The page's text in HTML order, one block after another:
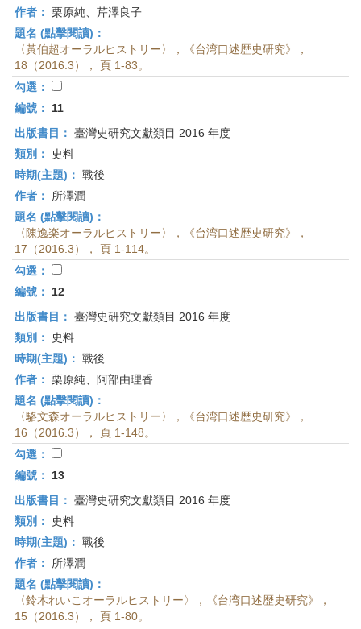
作者： 栗原純、芹澤良子
題名 (點擊閱讀)：
〈黃伯超オーラルヒストリー〉，《台湾口述歴史研究》，
18（2016.3）， 頁 1-83。
勾選：
編號：
11
出版書目： 臺灣史研究文獻類目 2016 年度
類別：
史料
時期(主題)： 戰後
作者：
所澤潤
題名 (點擊閱讀)：
〈陳逸楽オーラルヒストリー〉，《台湾口述歴史研究》，
17（2016.3）， 頁 1-114。
勾選：
編號：
12
出版書目： 臺灣史研究文獻類目 2016 年度
類別：
史料
時期(主題)： 戰後
作者： 栗原純、阿部由理香
題名 (點擊閱讀)：
〈駱文森オーラルヒストリー〉，《台湾口述歴史研究》，
16（2016.3）， 頁 1-148。
勾選：
編號：
13
出版書目： 臺灣史研究文獻類目 2016 年度
類別：
史料
時期(主題)： 戰後
作者：
所澤潤
題名 (點擊閱讀)：
〈鈴木れいこオーラルヒストリー〉，《台湾口述歴史研究》，
15（2016.3）， 頁 1-80。